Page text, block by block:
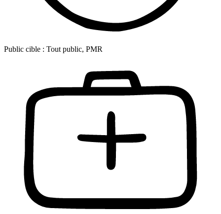
Public cible : Tout public, PMR